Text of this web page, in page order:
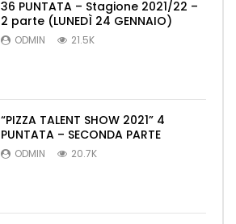
36 PUNTATA – Stagione 2021/22 –
2 parte (LUNEDÌ 24 GENNAIO)
ODMIN 21.5K
“PIZZA TALENT SHOW 2021” 4
PUNTATA – SECONDA PARTE
ODMIN 20.7K